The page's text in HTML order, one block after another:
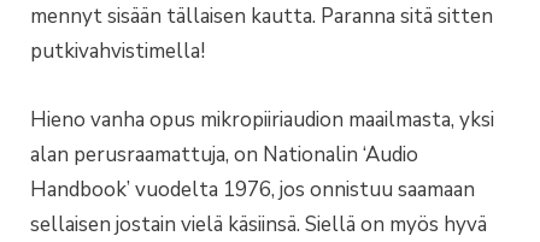
mennyt sisään tällaisen kautta. Paranna sitä sitten
putkivahvistimella!
Hieno vanha opus mikropiiriaudion maailmasta, yksi
alan perusraamattuja, on Nationalin ‘Audio
Handbook’ vuodelta 1976, jos onnistuu saamaan
sellaisen jostain vielä käsiinsä. Siellä on myös hyvä